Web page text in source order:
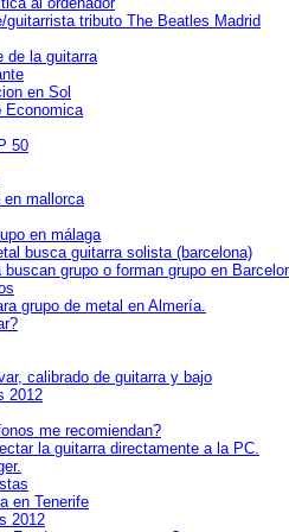
guitarrista tributo The Beatles Madrid
de la guitarra
en Sol
Economica
50
mallorca
en málaga
busca guitarra solista (barcelona)
grupo o forman grupo en
grupo de metal en Almería.
calibrado de guitarra y bajo
2012
me recomiendan?
la guitarra directamente a la PC.
en Tenerife
2012